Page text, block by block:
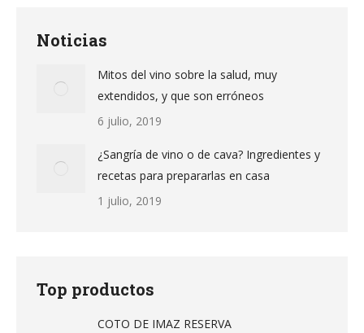
Noticias
Mitos del vino sobre la salud, muy
extendidos, y que son erróneos
6 julio, 2019
¿Sangría de vino o de cava? Ingredientes y
recetas para prepararlas en casa
1 julio, 2019
Top productos
COTO DE IMAZ RESERVA